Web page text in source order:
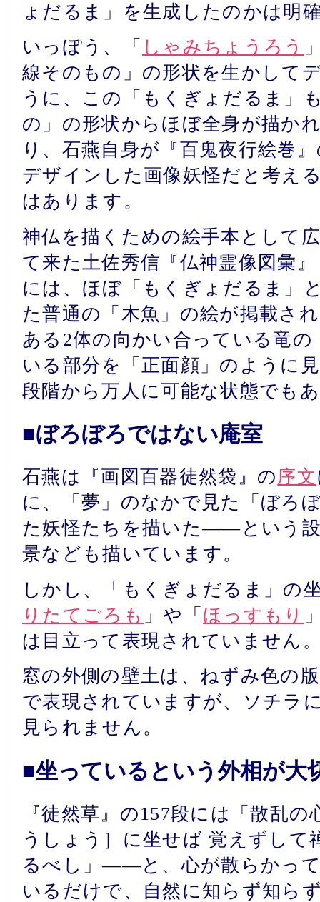
ょだるま」を生成したのかは明
いっぽう、「 しゃみちょうろう
線そのもの」の形状を生かして
うに、この「もくぎょだるま」
の」の形状からほぼ全身が描か
り、石燕自身が『百鬼夜行絵巻
デザインした画像妖怪だと考え
はあります。
神仏を描くための絵手本として
て来た土佐秀信『仏神霊像図彙
には、ほぼ「もくぎょだるま」
た普通の「木魚」の絵が掲載さ
ある2体の向かい合っている竜
いる部分を「正面顔」のように
段階から万人に可能な状態でも
■ぼろぼろではない庵室
石燕は『画図百器徒然袋』の序文
に、「夢」のなかで見た「ぼろ
た妖怪たちを描いた――という
景なども描いています。
しかし、「もくぎょだるま」の
りたてごろも 」や「 ほっすもり
は目立って表現されていません
窓の外側の壁土は、ねずみ色の
で表現されていますが、ソチラ
見られません。
■坐っているという外相が大
『徒然草』の157段には「散乱
うしょう］に坐せば 覚えずして
るべし」――と、心が散らかっ
いるだけで、自然に知らず知ら